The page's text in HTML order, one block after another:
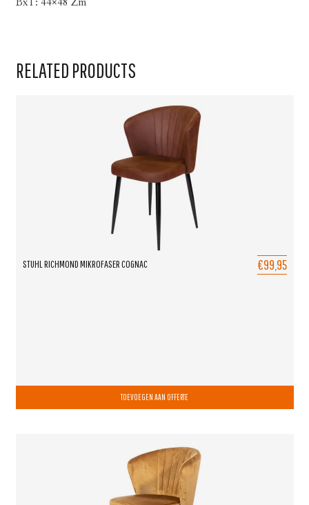
RELATED PRODUCTS
STUHL RICHMOND MIKROFASER COGNAC €99,95
TOEVOEGEN AAN OFFERTE